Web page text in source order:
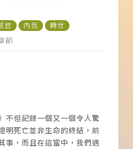
官 內我 轉世
節
不但記錄一個又一個令人驚
明死亡並非生命的終結，前
事，而且在這當中，我們遇